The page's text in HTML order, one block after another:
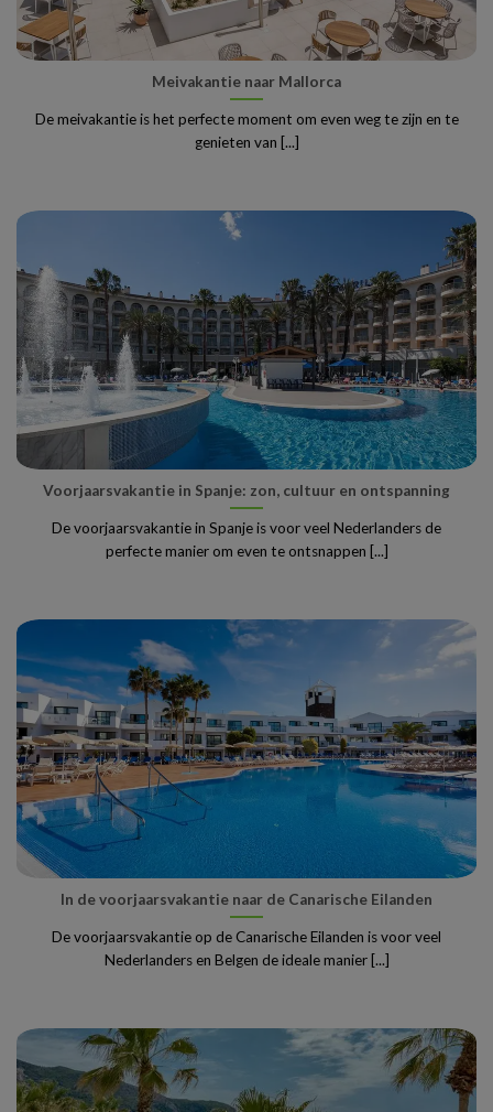
Meivakantie naar Mallorca
De meivakantie is het perfecte moment om even weg te zijn en te
genieten van [...]
Voorjaarsvakantie in Spanje: zon, cultuur en ontspanning
De voorjaarsvakantie in Spanje is voor veel Nederlanders de
perfecte manier om even te ontsnappen [...]
In de voorjaarsvakantie naar de Canarische Eilanden
De voorjaarsvakantie op de Canarische Eilanden is voor veel
Nederlanders en Belgen de ideale manier [...]